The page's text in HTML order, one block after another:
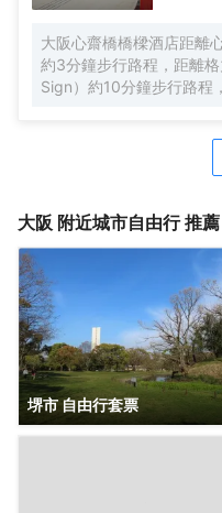
班車。按照酒店→伊丹機
（OCAT）→地鐵/近鐵
服務。
大阪心齋橋橋樑酒店距離
約3分鐘步行路程，距離
Sign）約10分鐘步行路程，
鞋、免費洗浴用品、瓶裝
客提供行李寄存。 酒店
店在20:30至21:30之間供
性價比極高的酒店，給您
大阪 附近城市自由行 推薦
堺市 自由行套票